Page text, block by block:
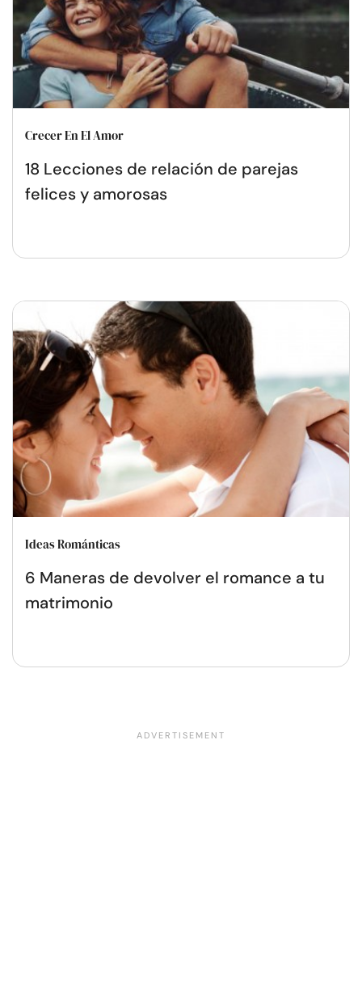
Crecer En El Amor
18 Lecciones de relación de parejas
felices y amorosas
Ideas Románticas
6 Maneras de devolver el romance a tu
matrimonio